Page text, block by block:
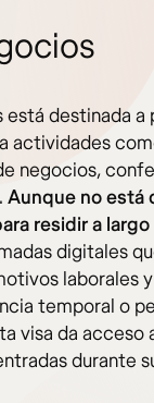
está destinada a
actividades
negocios,
Aunque no está
residir a largo
digitales
laborales
temporal o
visa da acceso
durante